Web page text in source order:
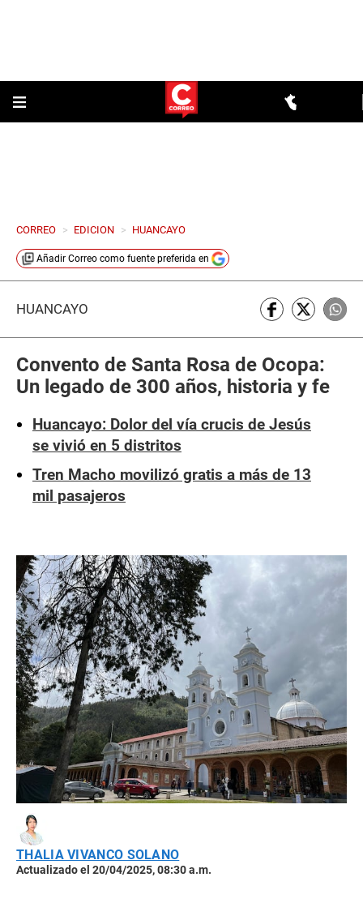
CORREO > EDICION > HUANCAYO
Añadir Correo como fuente preferida en
HUANCAYO
Convento de Santa Rosa de Ocopa:
Un legado de 300 años, historia y fe
Huancayo: Dolor del vía crucis de Jesús
se vivió en 5 distritos
Tren Macho movilizó gratis a más de 13
mil pasajeros
THALIA VIVANCO SOLANO
Actualizado el 20/04/2025, 08:30 a.m.